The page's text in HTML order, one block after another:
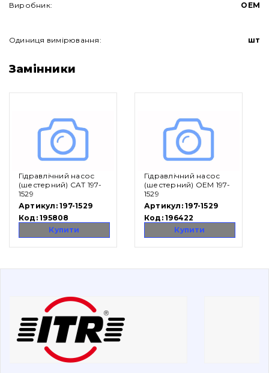
Про нас
Вакансії
Каталог
Фільтри та мастильні матеріали
Ходова частина
Ножі, ріжучі кромки
Захист (ковша, адаптера)
написати
листа
Виробник: OEM
Одиниця вимірювання: шт
Замінники
Гідравлічний насос
(шестерний) CAT 197-
1529
Артикул:197-1529
Код:195808
Купити
Гідравлічний насос
(шестерний) OEM 197-
1529
Артикул:197-1529
Код:196422
Купити